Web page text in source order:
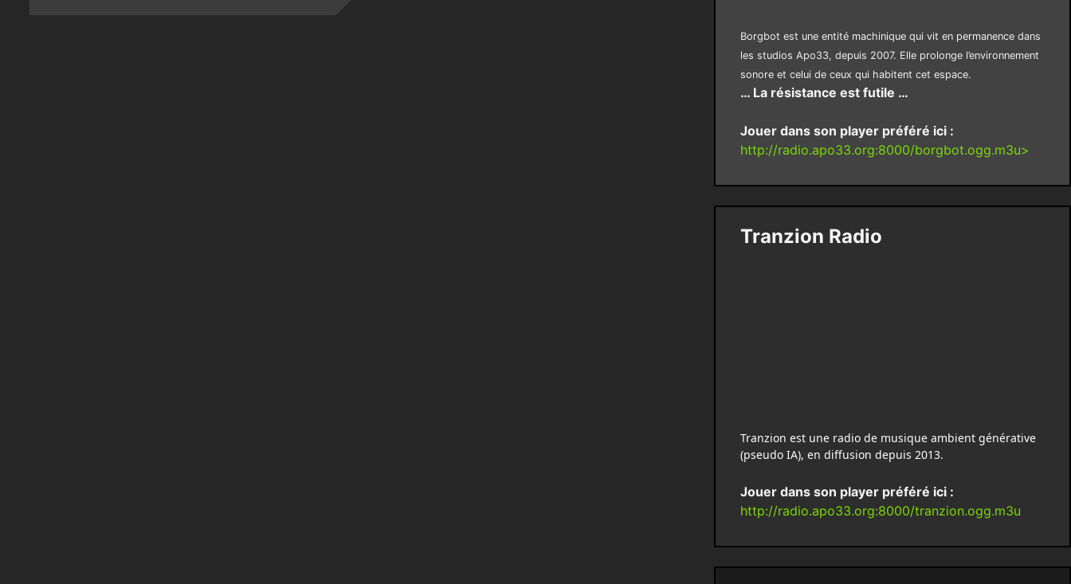
Borgbot est une entité machinique qui vit en permanence dans
les studios Apo33, depuis 2007. Elle prolonge l’environnement
sonore et celui de ceux qui habitent cet espace.
… La résistance est futile …
Jouer dans son player préféré ici :
http://radio.apo33.org:8000/borgbot.ogg.m3u>
Tranzion Radio
Tranzion est une radio de musique ambient générative
(pseudo IA), en diffusion depuis 2013.
Jouer dans son player préféré ici :
http://radio.apo33.org:8000/tranzion.ogg.m3u